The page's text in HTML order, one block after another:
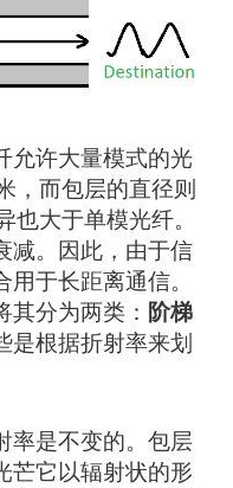
允许大量模式的光
，而包层的直径则
也大于单模光纤。
减。因此，由于信
于长距离通信。
分为两类： 阶梯
是根据折射率来划
率是不变的。包层
芒它以辐射状的形